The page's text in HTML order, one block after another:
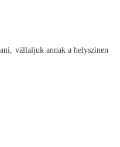
vállaljuk annak a helyszínen